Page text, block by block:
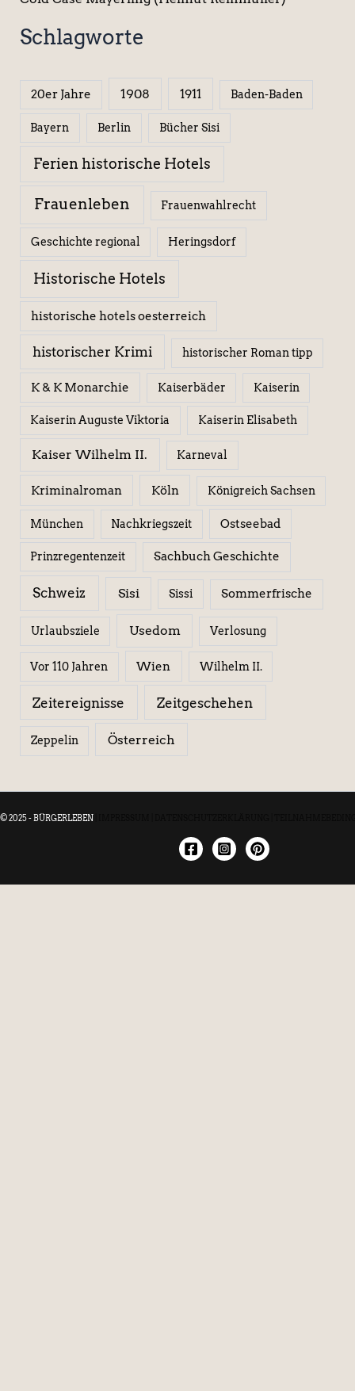
Schlagworte
20er Jahre 1908 1911 Baden-Baden
Bayern Berlin Bücher Sisi
Ferien historische Hotels
Frauenleben Frauenwahlrecht
Geschichte regional Heringsdorf
Historische Hotels
historische hotels oesterreich
historischer Krimi historischer Roman tipp
K & K Monarchie Kaiserbäder Kaiserin
Kaiserin Auguste Viktoria Kaiserin Elisabeth
Kaiser Wilhelm II. Karneval
Kriminalroman Köln Königreich Sachsen
München Nachkriegszeit Ostseebad
Prinzregentenzeit Sachbuch Geschichte
Schweiz Sisi Sissi Sommerfrische
Urlaubsziele Usedom Verlosung
Vor 110 Jahren Wien Wilhelm II.
Zeitereignisse Zeitgeschehen
Zeppelin Österreich
© 2025 - BÜRGERLEBEN